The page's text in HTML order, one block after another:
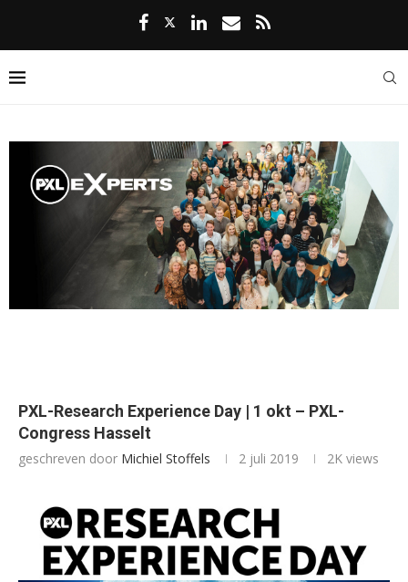
PXL-Research Experience Day | 1 okt – PXL-
Congress Hasselt
geschreven door Michiel Stoffels 2 juli 2019 2K views